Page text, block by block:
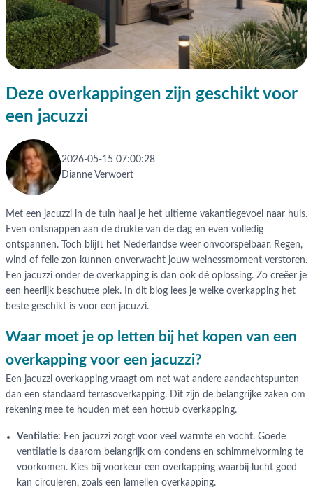
Deze overkappingen zijn geschikt voor
een jacuzzi
2026-05-15 07:00:28
Dianne Verwoert
Met een jacuzzi in de tuin haal je het ultieme vakantiegevoel naar huis.
Even ontsnappen aan de drukte van de dag en even volledig
ontspannen. Toch blijft het Nederlandse weer onvoorspelbaar. Regen,
wind of felle zon kunnen onverwacht jouw welnessmoment verstoren.
Een jacuzzi onder de overkapping is dan ook dé oplossing. Zo creëer je
een heerlijk beschutte plek. In dit blog lees je welke overkapping het
beste geschikt is voor een jacuzzi.
Waar moet je op letten bij het kopen van een
overkapping voor een jacuzzi?
Een jacuzzi overkapping vraagt om net wat andere aandachtspunten
dan een standaard terrasoverkapping. Dit zijn de belangrijke zaken om
rekening mee te houden met een hottub overkapping.
Ventilatie: Een jacuzzi zorgt voor veel warmte en vocht. Goede
ventilatie is daarom belangrijk om condens en schimmelvorming te
voorkomen. Kies bij voorkeur een overkapping waarbij lucht goed
kan circuleren, zoals een lamellen overkapping.